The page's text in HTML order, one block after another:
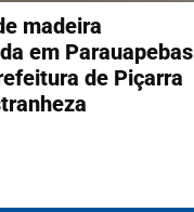
madeira
em Parauapebas
de Piçarra